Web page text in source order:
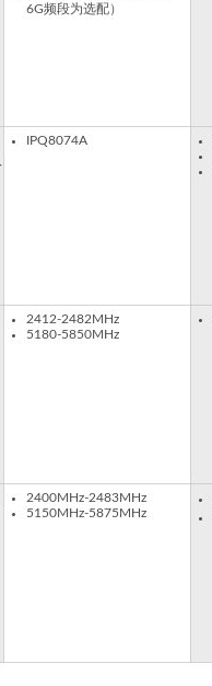
6G频段为选配）
IPQ8074A
2412-2482MHz
5180-5850MHz
2400MHz-2483MHz
5150MHz-5875MHz